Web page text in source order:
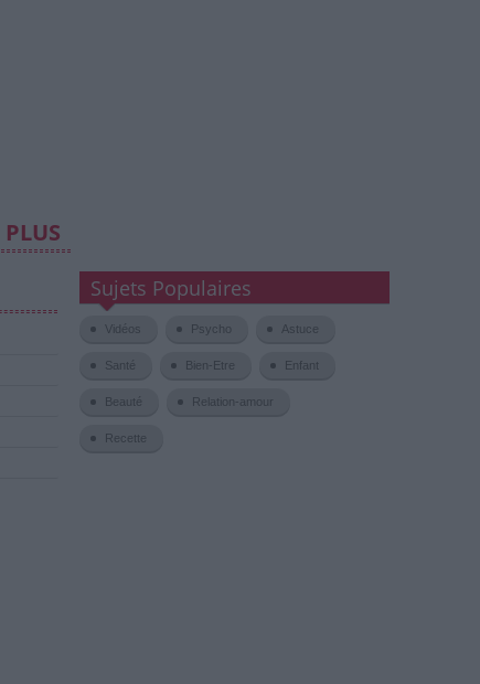
PLUS
Sujets Populaires
Vidéos Psycho Astuce
Santé Bien-Etre Enfant
Beauté Relation-amour
Recette